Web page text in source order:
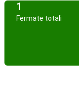
1
Fermate totali